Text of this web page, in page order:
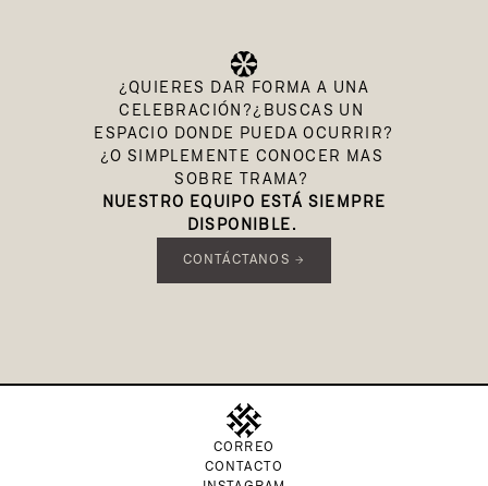
CELEBRACIÓN?¿BUSCAS UN
ESPACIO DONDE PUEDA OCURRIR?
¿O SIMPLEMENTE CONOCER MAS
SOBRE TRAMA?
DISPONIBLE.
CONTÁCTANOS →
CORREO
CONTACTO